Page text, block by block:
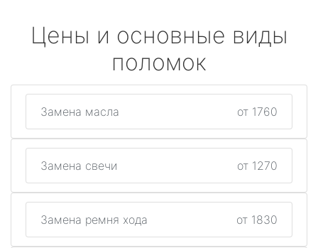
Цены и основные виды
поломок
Замена масла от 1760
Замена свечи от 1270
Замена ремня хода от 1830